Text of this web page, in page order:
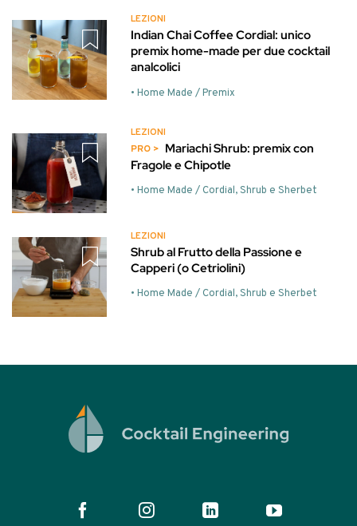
LEZIONI
Indian Chai Coffee Cordial: unico
premix home-made per due cocktail
analcolici
• Home Made / Premix
LEZIONI
Mariachi Shrub: premix con
Fragole e Chipotle
• Home Made / Cordial, Shrub e Sherbet
LEZIONI
Shrub al Frutto della Passione e
Capperi (o Cetriolini)
• Home Made / Cordial, Shrub e Sherbet